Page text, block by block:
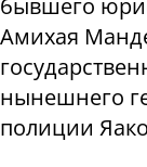
бывшего
Амихая
нынешнего
полиции